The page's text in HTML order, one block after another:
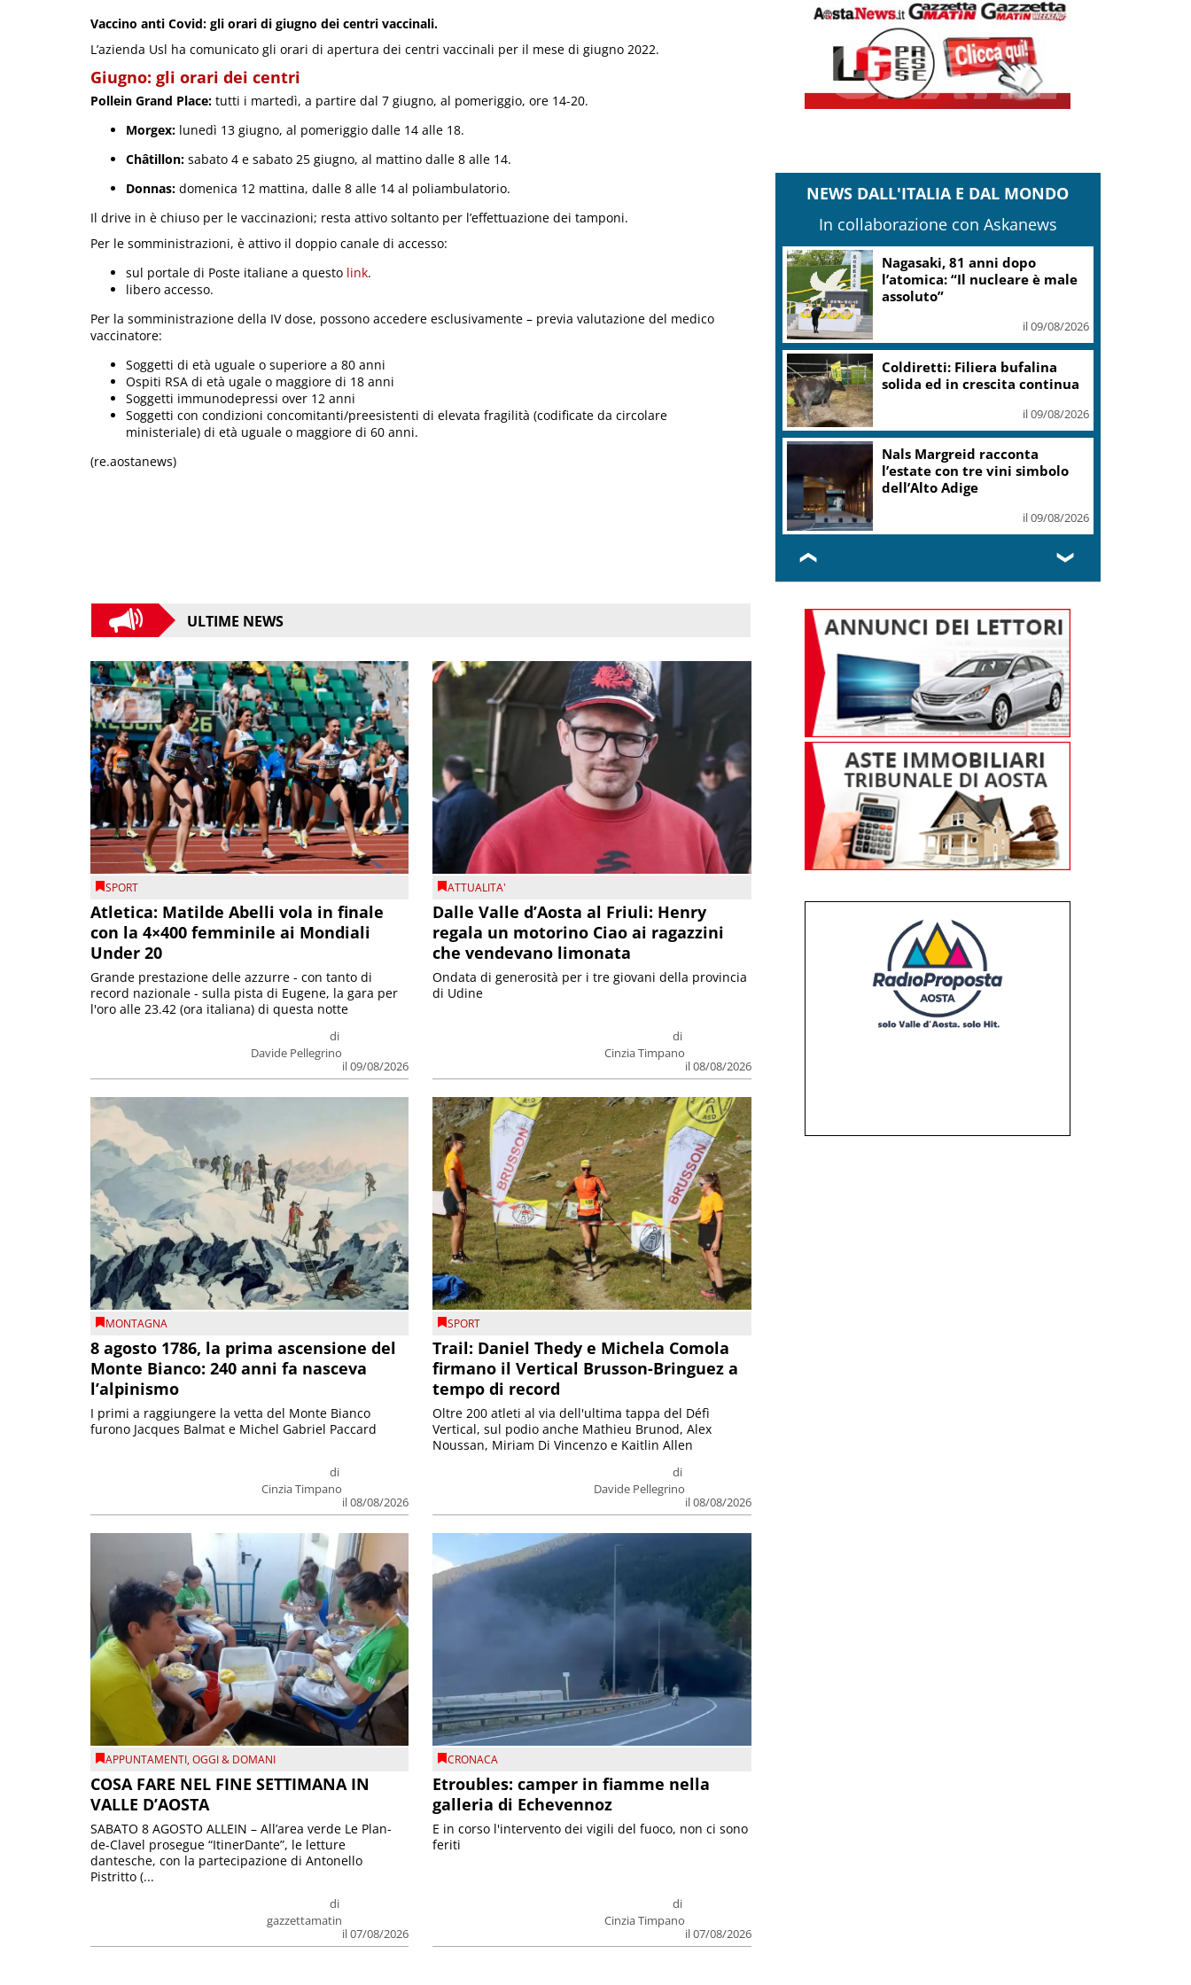
Vaccino anti Covid: gli orari di giugno dei centri vaccinali.
L’azienda Usl ha comunicato gli orari di apertura dei centri vaccinali per il mese di giugno 2022.
Giugno: gli orari dei centri
Pollein Grand Place: tutti i martedì, a partire dal 7 giugno, al pomeriggio, ore 14-20.
Morgex: lunedì 13 giugno, al pomeriggio dalle 14 alle 18.
Châtillon: sabato 4 e sabato 25 giugno, al mattino dalle 8 alle 14.
Donnas: domenica 12 mattina, dalle 8 alle 14 al poliambulatorio.
Il drive in è chiuso per le vaccinazioni; resta attivo soltanto per l’effettuazione dei tamponi.
Per le somministrazioni, è attivo il doppio canale di accesso:
sul portale di Poste italiane a questo link.
libero accesso.
Per la somministrazione della IV dose, possono accedere esclusivamente – previa valutazione del medico
vaccinatore:
Soggetti di età uguale o superiore a 80 anni
Ospiti RSA di età ugale o maggiore di 18 anni
Soggetti immunodepressi over 12 anni
Soggetti con condizioni concomitanti/preesistenti di elevata fragilità (codificate da circolare
ministeriale) di età uguale o maggiore di 60 anni.
(re.aostanews)
ULTIME NEWS
SPORT
Atletica: Matilde Abelli vola in finale
con la 4×400 femminile ai Mondiali
Under 20
di
Davide Pellegrino
il 09/08/2026
Grande prestazione delle azzurre - con tanto di
record nazionale - sulla pista di Eugene, la gara per
l'oro alle 23.42 (ora italiana) di questa notte
ATTUALITA'
Dalle Valle d’Aosta al Friuli: Henry
regala un motorino Ciao ai ragazzini
che vendevano limonata
di
Cinzia Timpano
il 08/08/2026
Ondata di generosità per i tre giovani della provincia
di Udine
MONTAGNA
8 agosto 1786, la prima ascensione del
Monte Bianco: 240 anni fa nasceva
l’alpinismo
di
Cinzia Timpano
il 08/08/2026
I primi a raggiungere la vetta del Monte Bianco
furono Jacques Balmat e Michel Gabriel Paccard
SPORT
Trail: Daniel Thedy e Michela Comola
firmano il Vertical Brusson-Bringuez a
tempo di record
di
Davide Pellegrino
il 08/08/2026
Oltre 200 atleti al via dell'ultima tappa del Défì
Vertical, sul podio anche Mathieu Brunod, Alex
Noussan, Miriam Di Vincenzo e Kaitlin Allen
APPUNTAMENTI,OGGI & DOMANI
COSA FARE NEL FINE SETTIMANA IN
VALLE D’AOSTA
di
gazzettamatin
il 07/08/2026
SABATO 8 AGOSTO ALLEIN – All’area verde Le Plan-
de-Clavel prosegue “ItinerDante”, le letture
dantesche, con la partecipazione di Antonello
Pistritto (...
CRONACA
Etroubles: camper in fiamme nella
galleria di Echevennoz
di
Cinzia Timpano
il 07/08/2026
E in corso l'intervento dei vigili del fuoco, non ci sono
feriti
NEWS DALL'ITALIA E DAL MONDO
In collaborazione con Askanews
Federcontribuenti Roma: Basta trasformare
centro storico in grande albergo di lusso
Gestione Area Marina Protetta
Isola di Ustica resta in capo al
Comune
il 09/08/2026
“Bolle di Malto”: dal 30 agosto
a Biella 9 giorni di birra
artigianale
il 09/08/2026
❮ ❯